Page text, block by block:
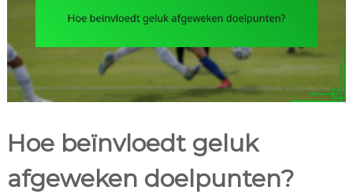
Hoe beïnvloedt geluk
afgeweken doelpunten?